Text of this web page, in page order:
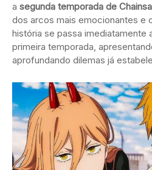
a segunda temporada de
dos arcos mais emocionantes e
história se passa imediatamente
primeira temporada,
aprofundando dilemas já